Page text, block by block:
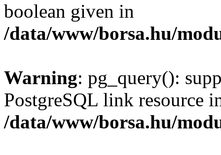
boolean given in
/data/www/borsa.hu/
Warning: pg_query():
PostgreSQL link resource
/data/www/borsa.hu/